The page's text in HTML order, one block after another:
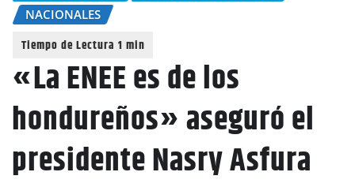
NACIONALES
«La ENEE es de los
hondureños» aseguró el
presidente Nasry Asfura